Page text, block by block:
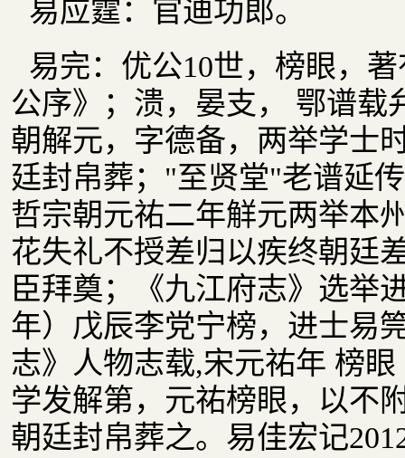
易应霆：官迪功郎。
易完：优公10世，榜眼，
公序》；溃，晏支， 鄂谱载
朝解元，字德备，两举学士
廷封帛葬；"至贤堂"老谱延
哲宗朝元祐二年觧元两举本
花失礼不授差归以疾终朝廷
臣拜奠；《九江府志》选举
年）戊辰李党宁榜，进士易
志》人物志载,宋元祐年 榜
学发解第，元祐榜眼，以不
朝廷封帛葬之。易佳宏记